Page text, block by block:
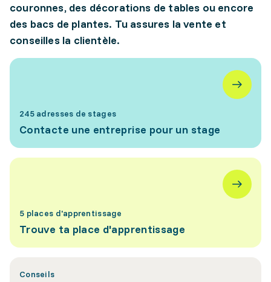
couronnes, des décorations de tables ou encore
des bacs de plantes. Tu assures la vente et
conseilles la clientèle.
245 adresses de stages
Contacte une entreprise pour un stage
5 places d'apprentissage
Trouve ta place d'apprentissage
Conseils